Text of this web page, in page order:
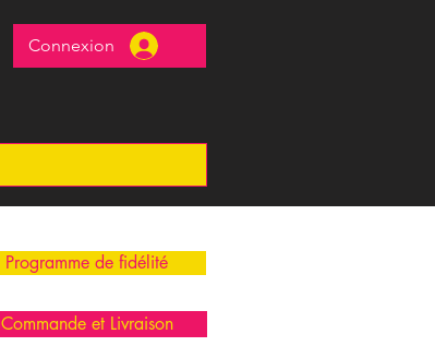
Connexion
Programme de fidélité
Commande et Livraison